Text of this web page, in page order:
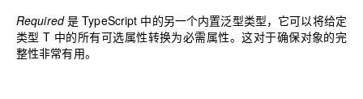
Required是 TypeScript 中的另一个内置泛型类型，它可以将给定
类型 T 中的所有可选属性转换为必需属性。这对于确保对象的完
整性非常有用。